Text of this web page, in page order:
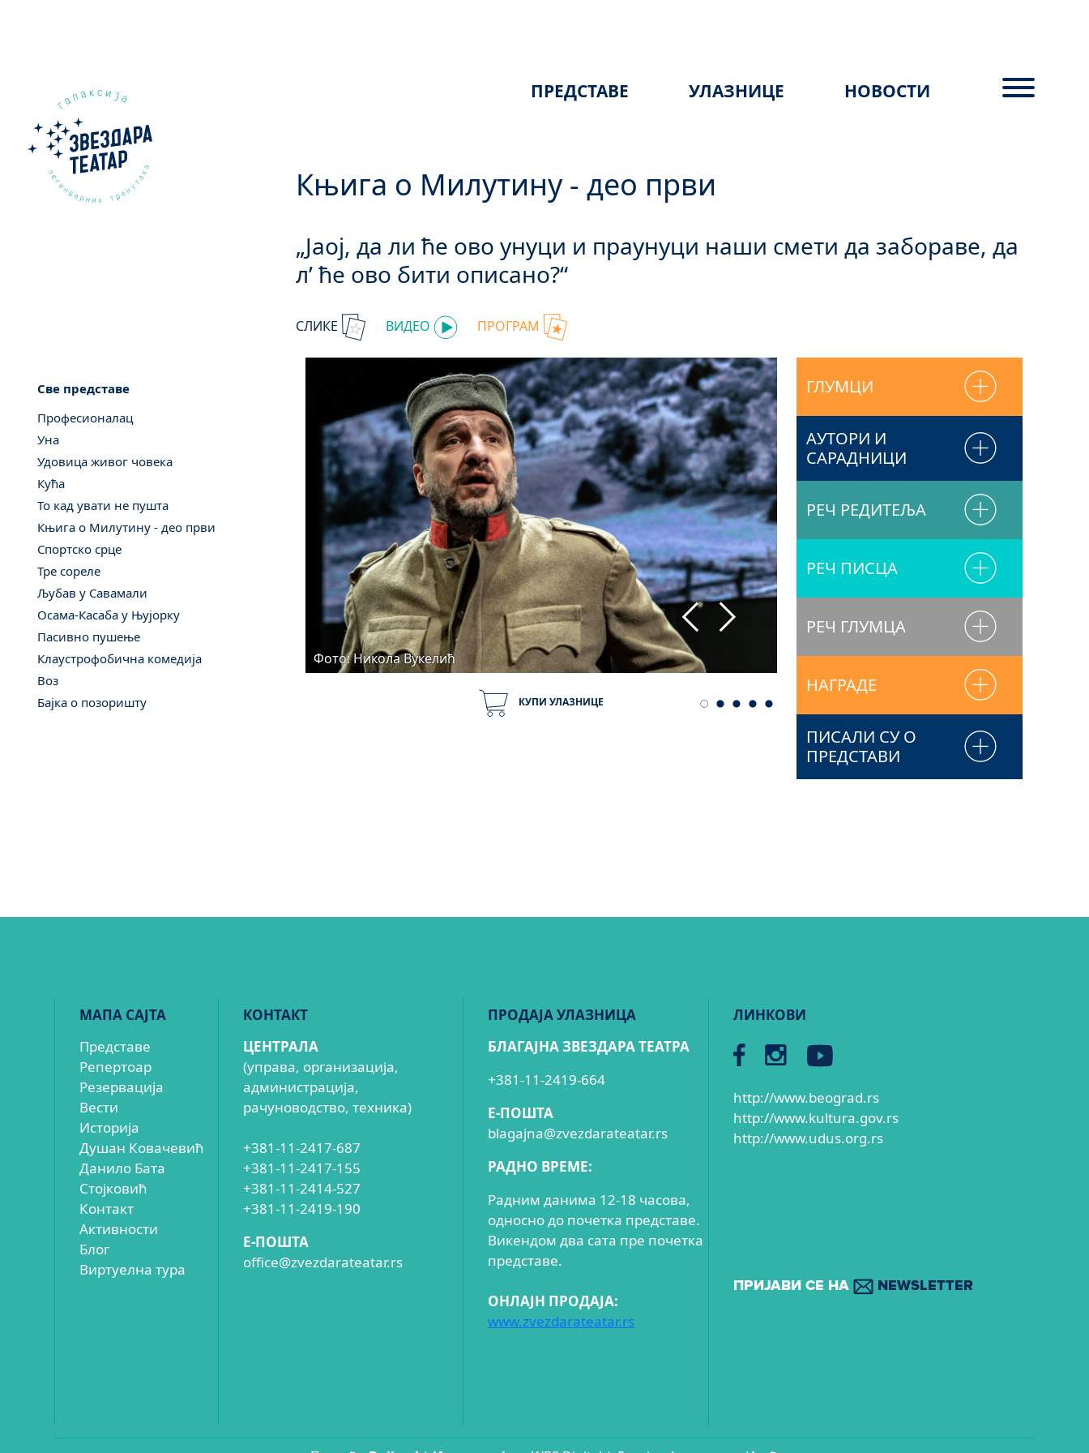
ПРЕДСТАВЕ УЛАЗНИЦЕ НОВОСТИ
Све представе
Професионалац
Уна
Удовица живог човека
Кућа
То кад увати не пушта
Књига о Милутину - део први
Спортско срце
Тре сореле
Љубав у Савамали
Осама-Касаба у Њујорку
Пасивно пушење
Клаустрофобична комедија
Воз
Бајка о позоришту
Књига о Милутину - део први
„Јаој, да ли ће ово унуци и праунуци наши смети да забораве, да
л’ ће ово бити описано?“
СЛИКЕ ВИДЕО ПРОГРАМ
Фото: Никола Вукелић Фото: Никола Вукелић
КУПИ УЛАЗНИЦЕ
ГЛУМЦИ
АУТОРИ И
САРАДНИЦИ
РЕЧ РЕДИТЕЉА
РЕЧ ПИСЦА
РЕЧ ГЛУМЦА
НАГРАДЕ
ПИСАЛИ СУ О
ПРЕДСТАВИ
МАПА САЈТА
Представе
Репертоар
Резервација
Вести
Историја
Душан Ковачевић
Данило Бата
Стојковић
Контакт
Активности
Блог
Виртуелна тура
КОНТАКТ
ЦЕНТРАЛА
(управа, организација,
администрација,
рачуноводство, техника)
+381-11-2417-687
+381-11-2417-155
+381-11-2414-527
+381-11-2419-190
E-ПОШТА
office@zvezdarateatar.rs
ПРОДАЈА УЛАЗНИЦА
БЛАГАЈНА ЗВЕЗДАРА ТЕАТРА
+381-11-2419-664
E-ПОШТА
blagajna@zvezdarateatar.rs
РАДНО ВРЕМЕ:
Радним данима 12-18 часова,
односно до почетка представе.
Викендом два сата пре почетка
представе.
ОНЛАЈН ПРОДАЈА:
www.zvezdarateatar.rs
ЛИНКОВИ
http://www.beograd.rs
http://www.kultura.gov.rs
http://www.udus.org.rs
ПРИЈАВИ СЕ НА NEWSLETTER